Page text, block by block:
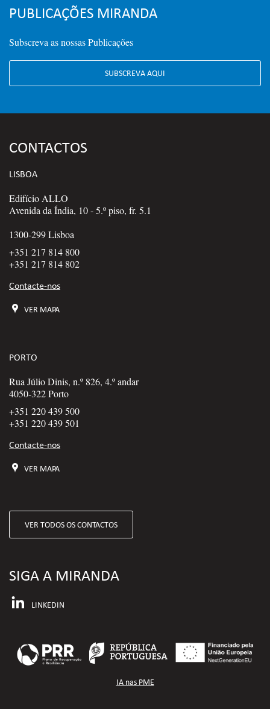
PUBLICAÇÕES MIRANDA
Subscreva as nossas Publicações
SUBSCREVA AQUI
CONTACTOS
LISBOA
Edifício ALLO
Avenida da Índia, 10 - 5.º piso, fr. 5.1
1300-299 Lisboa
+351 217 814 800
+351 217 814 802
Contacte-nos
VER MAPA
PORTO
Rua Júlio Dinis, n.º 826, 4.º andar
4050-322 Porto
+351 220 439 500
+351 220 439 501
Contacte-nos
VER MAPA
VER TODOS OS CONTACTOS
SIGA A MIRANDA
LINKEDIN
IA nas PME